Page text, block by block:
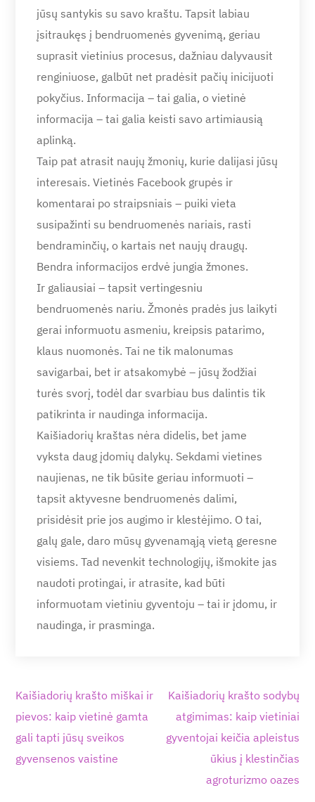
jūsų santykis su savo kraštu. Tapsit labiau
įsitraukęs į bendruomenės gyvenimą, geriau
suprasit vietinius procesus, dažniau dalyvausit
renginiuose, galbūt net pradėsit pačių inicijuoti
pokyčius. Informacija – tai galia, o vietinė
informacija – tai galia keisti savo artimiausią
aplinką.
Taip pat atrasit naujų žmonių, kurie dalijasi jūsų
interesais. Vietinės Facebook grupės ir
komentarai po straipsniais – puiki vieta
susipažinti su bendruomenės nariais, rasti
bendraminčių, o kartais net naujų draugų.
Bendra informacijos erdvė jungia žmones.
Ir galiausiai – tapsit vertingesniu
bendruomenės nariu. Žmonės pradės jus laikyti
gerai informuotu asmeniu, kreipsis patarimo,
klaus nuomonės. Tai ne tik malonumas
savigarbai, bet ir atsakomybė – jūsų žodžiai
turės svorį, todėl dar svarbiau bus dalintis tik
patikrinta ir naudinga informacija.
Kaišiadorių kraštas nėra didelis, bet jame
vyksta daug įdomių dalykų. Sekdami vietines
naujienas, ne tik būsite geriau informuoti –
tapsit aktyvesne bendruomenės dalimi,
prisidėsit prie jos augimo ir klestėjimo. O tai,
galų gale, daro mūsų gyvenamąją vietą geresne
visiems. Tad nevenkit technologijų, išmokite jas
naudoti protingai, ir atrasite, kad būti
informuotam vietiniu gyventoju – tai ir įdomu, ir
naudinga, ir prasminga.
Navigacija
tarp
įrašų
Kaišiadorių krašto miškai ir
pievos: kaip vietinė gamta
gali tapti jūsų sveikos
gyvensenos vaistine
Kaišiadorių krašto sodybų
atgimimas: kaip vietiniai
gyventojai keičia apleistus
ūkius į klestinčias
agroturizmo oazes